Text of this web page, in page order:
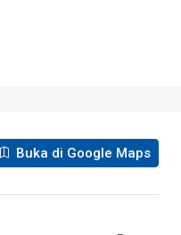
Buka di Google Maps